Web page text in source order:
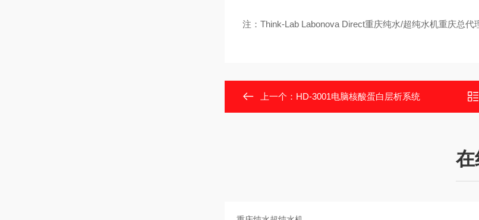
注：Think-Lab Labonova Direct重庆纯水/超纯水机重庆总代
上一个： HD-3001电脑核酸蛋白层析系统
在